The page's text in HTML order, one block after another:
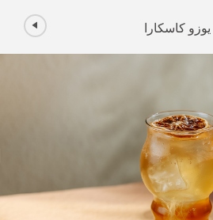
يوزو كاسكارا